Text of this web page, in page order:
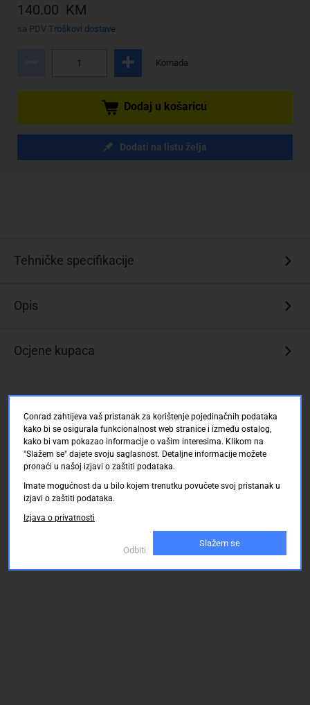
140.00 KM
sa PDV Troškovi dostave
Komada
Dodaj u košaricu
Dodati na listu želja
Tehničke specifikacije
Opis
Ocjene kupaca
Conrad zahtijeva vaš pristanak za korištenje pojedinačnih podataka
kako bi se osigurala funkcionalnost web stranice i između ostalog,
kako bi vam pokazao informacije o vašim interesima. Klikom na
"Slažem se" dajete svoju saglasnost. Detaljne informacije možete
pronaći u našoj izjavi o zaštiti podataka.
Imate mogućnost da u bilo kojem trenutku povučete svoj pristanak u
izjavi o zaštiti podataka.
Izjava o privatnosti
Odbiti
Slažem se